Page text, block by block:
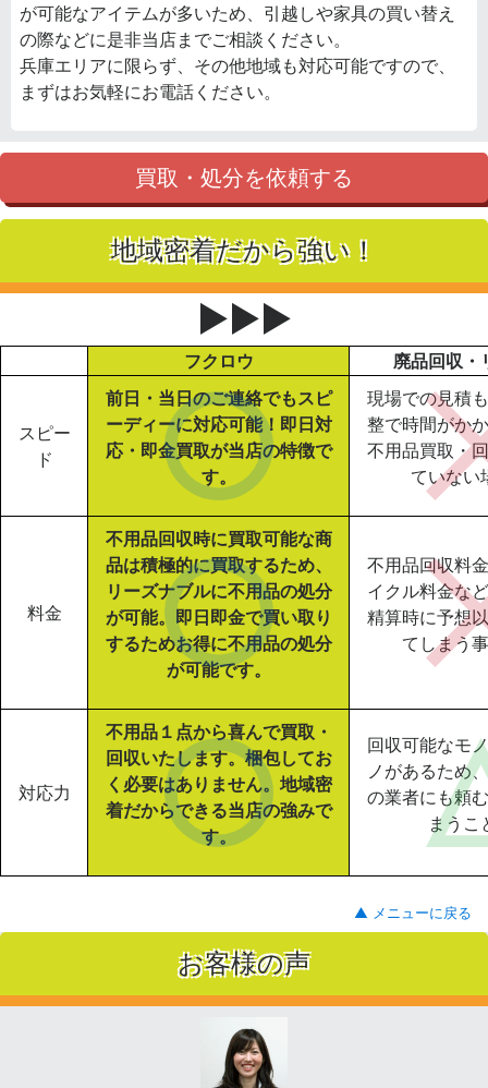
が可能なアイテムが多いため、引越しや家具の買い替え
の際などに是非当店までご相談ください。
兵庫エリアに限らず、その他地域も対応可能ですので、
まずはお気軽にお電話ください。
買取・処分を依頼する
地域密着だから強い！
▶▶▶
フクロウ 廃品回収・
スピー
ド
前日・当日のご連絡でもスピ
ーディーに対応可能！即日対
応・即金買取が当店の特徴で
す。
現場での見積
整で時間がか
不用品買取・
ていない
料金
不用品回収時に買取可能な商
品は積極的に買取するため、
リーズナブルに不用品の処分
が可能。即日即金で買い取り
するためお得に不用品の処分
が可能です。
不用品回収料
イクル料金な
精算時に予想
てしまう
対応力
不用品１点から喜んで買取・
回収いたします。梱包してお
く必要はありません。地域密
着だからできる当店の強みで
す。
回収可能なモ
ノがあるため
の業者にも頼
まうこ
▲ メニューに戻る
お客様の声